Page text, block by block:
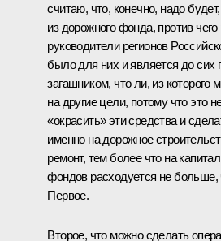
считаю, что, конечно, надо
из дорожного фонда, против
руководители регионов
было для них и является до сих
загашником, что ли, из которого
на другие цели, потому что это
«окрасить» эти средства и
именно на дорожное
ремонт, тем более что на
фондов расходуется не больше,
Первое.
Второе, что можно сделать